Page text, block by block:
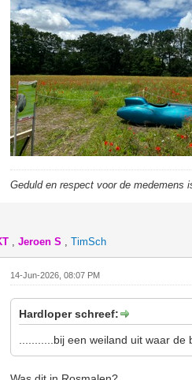
Geduld en respect voor de medemens
,Jeroen S ,TimSch
14-Jun-2026, 08:07 PM
Hardloper schreef:
...........bij een weiland uit waar